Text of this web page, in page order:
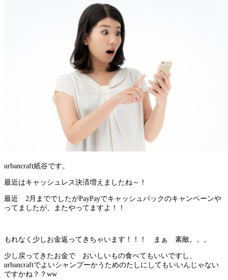
urbancraft紙谷です。
最近はキャッシュレス決済増えましたね～！
最近 2月まででしたがPayPayでキャッシュバックのキャンペーンや
ってましたが、またやってますよ！！
もれなく少しお金返ってきちゃいます！！！ まぁ 素敵。。。
少し戻ってきたお金で おいしいもの食べてもいいですし、
urbancraftでよいシャンプーかうためのたしにしてもいいんじゃない
ですかね？？ww